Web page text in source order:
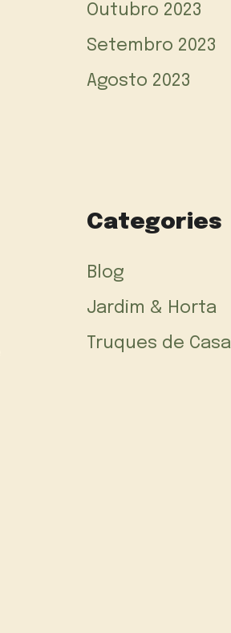
Outubro 2023
Setembro 2023
Agosto 2023
Categories
Blog
Jardim & Horta
Truques de Casa